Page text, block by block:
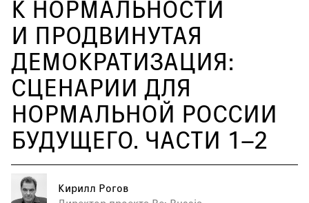
К НОРМАЛЬНОСТИ
И ПРОДВИНУТАЯ
ДЕМОКРАТИЗАЦИЯ:
СЦЕНАРИИ ДЛЯ
НОРМАЛЬНОЙ РОССИИ
БУДУЩЕГО. ЧАСТИ 1–2
Кирилл Рогов